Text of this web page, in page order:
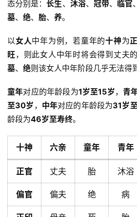
态分别是：长生、 沐浴、 冠带、 临官、
墓、 绝、 胎、 养。
以女人中年为例，若童年的十神为
旺，则此女人中年时将会得到丈夫
墓、 绝则该女人中年阶段几乎无法得
童年对应的年龄段为1岁至15岁，青
至30岁 ， 中年对应的年龄段为31岁
龄段为46岁至寿终。
十神 六亲 童年 青年
正官 丈夫 胎 沐浴
偏官 偏夫 绝 病